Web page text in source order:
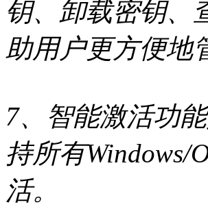
钥、卸载密钥、
助用户更方便地
7、智能激活功
持所有
活。